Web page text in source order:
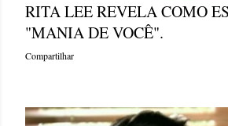
RITA LEE REVELA COMO
"MANIA DE VOCÊ".
Compartilhar